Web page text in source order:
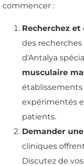
commencer :
Recherchez
des
d'Antalya
musculaire
établissements
expérimentés
patients.
Demander
cliniques
Discutez de